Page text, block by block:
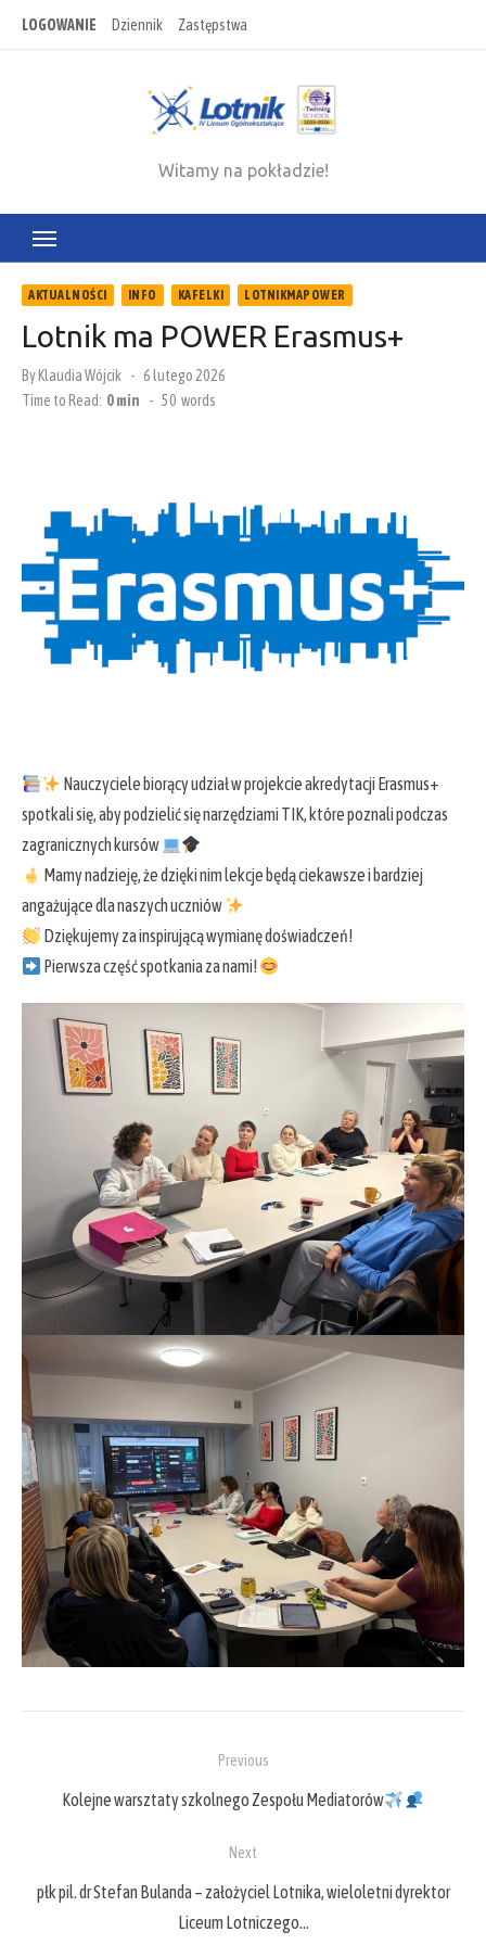
Skip
LOGOWANIE Dziennik Zastępstwa
Witamy na pokładzie!
AKTUALNOŚCI INFO KAFELKI LOTNIKMAPOWER
Lotnik ma POWER Erasmus+
By Klaudia Wójcik
Posted
6 lutego 2026
Time to Read: 0 min - 50 words
Nauczyciele biorący udział w projekcie akredytacji Erasmus+
spotkali się, aby podzielić się narzędziami TIK, które poznali podczas
zagranicznych kursów
Mamy nadzieję, że dzięki nim lekcje będą ciekawsze i bardziej
angażujące dla naszych uczniów
Dziękujemy za inspirującą wymianę doświadczeń!
Pierwsza część spotkania za nami!
wpisu
Previous
Previous
Kolejne warsztaty szkolnego Zespołu Mediatorów
Next
Next
płk pil. dr Stefan Bulanda – założyciel Lotnika, wieloletni dyrektor
Liceum Lotniczego…